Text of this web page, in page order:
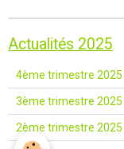
Actualités 2025
4ème trimestre 2025
3ème trimestre 2025
2ème trimestre 2025